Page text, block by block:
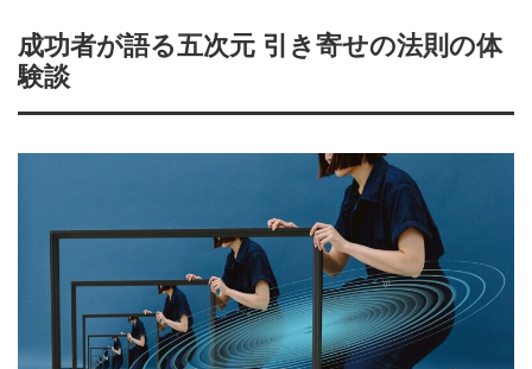
成功者が語る五次元 引き寄せの法則の体
験談